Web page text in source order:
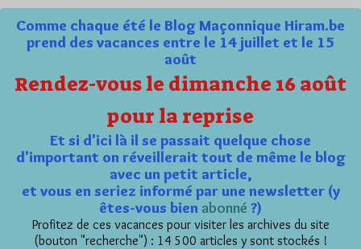
Comme chaque été le Blog Maçonnique Hiram.be
prend des vacances entre le 14 juillet et le 15
août
Rendez-vous le dimanche 16 août
pour la reprise
Et si d'ici là il se passait quelque chose
d'important on réveillerait tout de même le blog
avec un petit article,
et vous en seriez informé par une newsletter (y
êtes-vous bien abonné ?)
Profitez de ces vacances pour visiter les archives du site
(bouton "recherche") : 14 500 articles y sont stockés !